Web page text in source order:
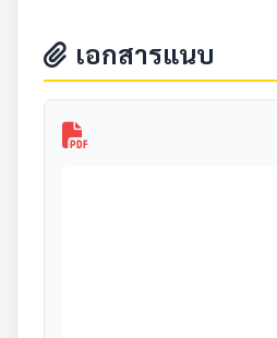
เอกสารแนบ